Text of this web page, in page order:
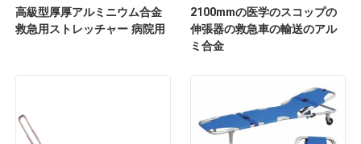
高級型厚厚アルミニウム合金
救急用ストレッチャー 病院用
2100mmの医学のスコップの
伸張器の救急車の輸送のアル
ミ合金